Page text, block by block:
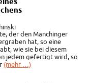
der den Manchinger
hat, so eine
wie sie bei diesem
jedem gefertigt wird, so
(mehr …)